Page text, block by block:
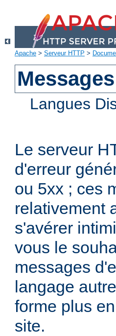
Apache > Serveur HTTP >
Langues
Le serveur
d'erreur
ou 5xx ; ces
relativement
s'avérer
vous le
messages
langage
forme plus
site.